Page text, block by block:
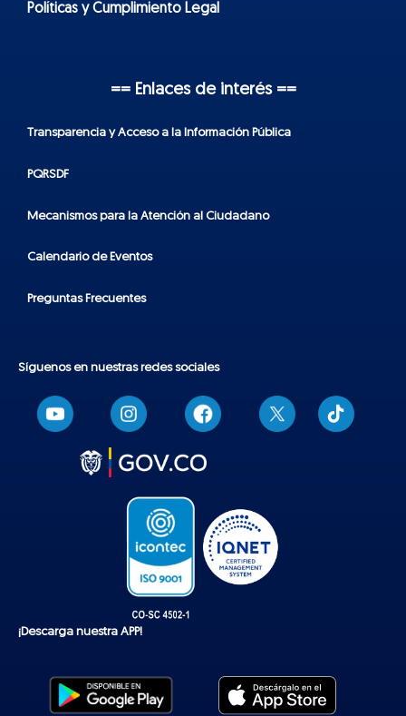
Políticas y Cumplimiento Legal
== Enlaces de interés ==
Transparencia y Acceso a la Información Pública
PQRSDF
Mecanismos para la Atención al Ciudadano
Calendario de Eventos
Preguntas Frecuentes
Síguenos en nuestras redes sociales
T
i
k
¡Descarga nuestra APP!